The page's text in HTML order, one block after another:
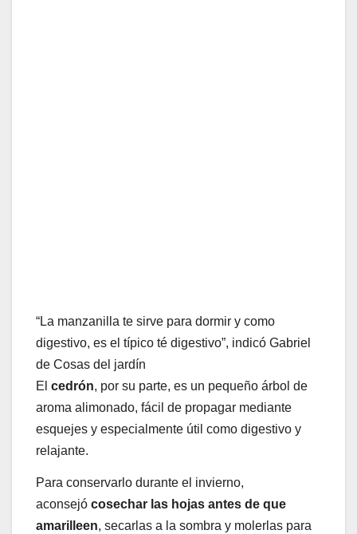
“La manzanilla te sirve para dormir y como
digestivo, es el típico té digestivo”, indicó Gabriel
de Cosas del jardín
El cedrón, por su parte, es un pequeño árbol de
aroma alimonado, fácil de propagar mediante
esquejes y especialmente útil como digestivo y
relajante.
Para conservarlo durante el invierno,
aconsejó cosechar las hojas antes de que
amarilleen, secarlas a la sombra y molerlas para